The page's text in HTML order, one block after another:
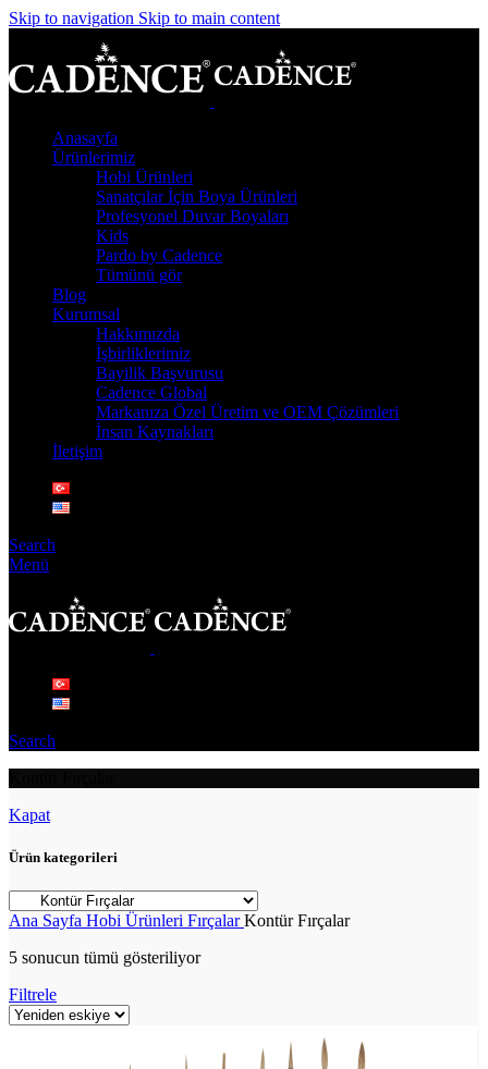
Skip to navigation Skip to main content
Anasayfa
Ürünlerimiz
Hobi Ürünleri
Sanatçılar İçin Boya Ürünleri
Profesyonel Duvar Boyaları
Kids
Pardo by Cadence
Tümünü gör
Blog
Kurumsal
Hakkımızda
İşbirliklerimiz
Bayilik Başvurusu
Cadence Global
Markanıza Özel Üretim ve OEM Çözümleri
İnsan Kaynakları
İletişim
Search
Menü
Search
Kapat
Ürün kategorileri
Ana Sayfa Hobi Ürünleri FırçalarKontür Fırçalar
5 sonucun tümü gösteriliyor
Filtrele